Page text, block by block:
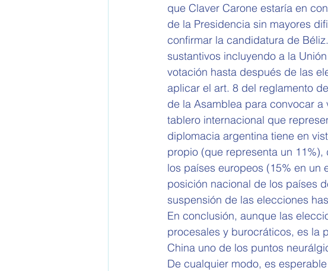
que Claver Carone estaría en
de la Presidencia sin mayores
confirmar la candidatura de
sustantivos incluyendo a la
votación hasta después de las
aplicar el art. 8 del reglamento
de la Asamblea para convocar
tablero internacional que
diplomacia argentina tiene en
propio (que representa un
los países europeos (15% en un
posición nacional de los países
suspensión de las elecciones
En conclusión, aunque las
procesales y burocráticos, es la
China uno de los puntos
De cualquier modo, es